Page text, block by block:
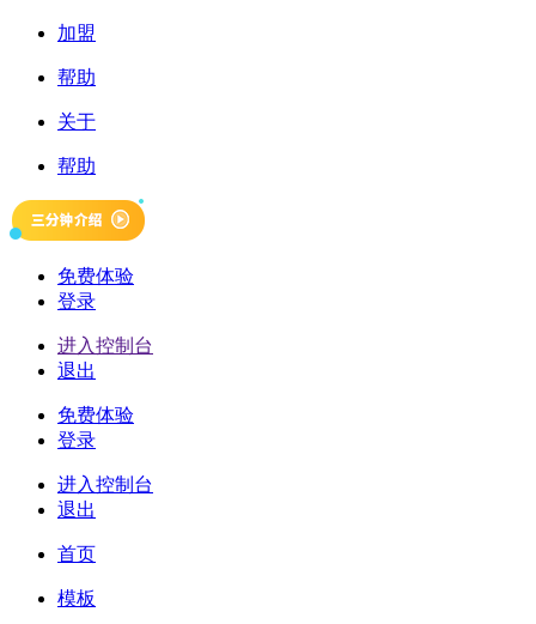
加盟
帮助
关于
帮助
免费体验
登录
进入控制台
退出
免费体验
登录
进入控制台
退出
首页
模板